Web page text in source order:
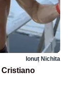
Ionuț Nichita
Cristiano